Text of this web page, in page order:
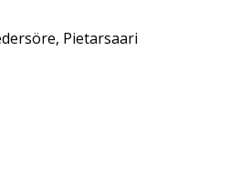
Pietarsaari